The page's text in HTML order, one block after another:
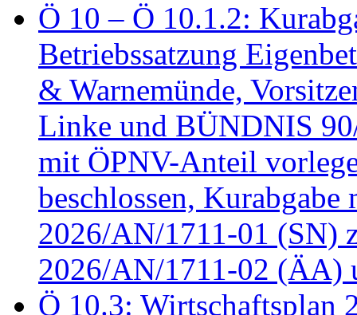
Ö 10 – Ö 10.1.2:
Betriebssatzung
& Warnemünde,
Linke und BÜNDNIS
mit ÖPNV-Anteil
beschlossen,
2026/AN/1711-01 (SN)
2026/AN/1711-02 (ÄA)
Ö 10.3: Wirtschaftsplan